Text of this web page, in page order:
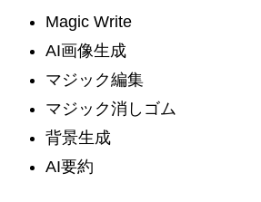
Magic Write
AI画像生成
マジック編集
マジック消しゴム
背景生成
AI要約